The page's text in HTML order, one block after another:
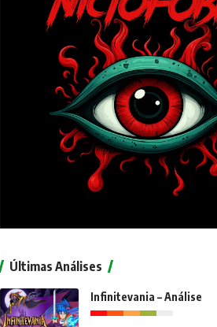
Últimas Análises
Infinitevania – Análise